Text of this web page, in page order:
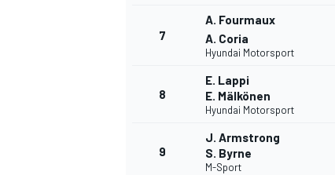
7
A. Fourmaux
A. Coria
Hyundai Motorsport
8
E. Lappi
E. Mälkönen
Hyundai Motorsport
9
J. Armstrong
S. Byrne
M-Sport